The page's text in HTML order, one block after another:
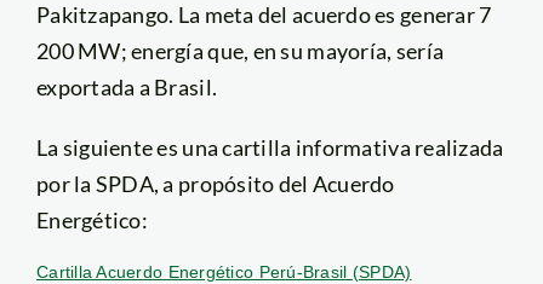
Pakitzapango. La meta del acuerdo es generar 7
200 MW; energía que, en su mayoría, sería
exportada a Brasil.
La siguiente es una cartilla informativa realizada
por la SPDA, a propósito del Acuerdo
Energético:
Cartilla Acuerdo Energético Perú-Brasil (SPDA)